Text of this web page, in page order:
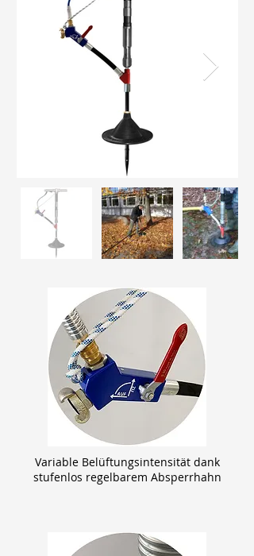
Variable Belüftungsintensität dank
stufenlos regelbarem Absperrhahn